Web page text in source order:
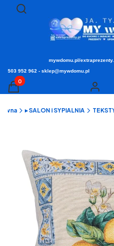
Otwórz wyszukiwarkę
Szukaj
mywdomu.pl/
503 952 962 - sklep@mywdomu.pl
Produkty w koszyku: 0.
Koszyk Zaloguj
▸ SALON i SYPIALNIA